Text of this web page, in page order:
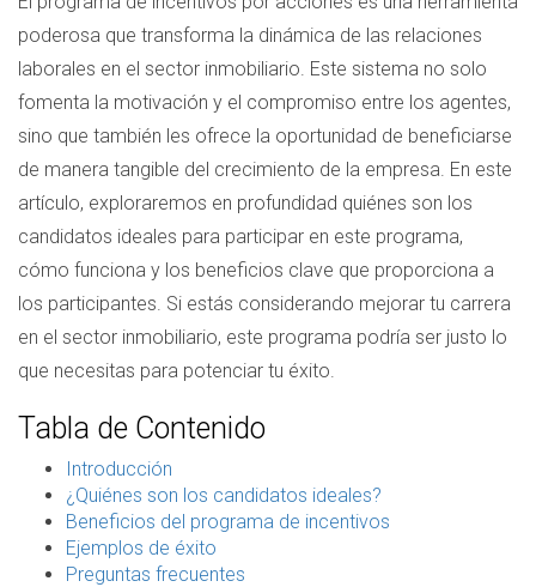
poderosa que transforma la dinámica de las relaciones
laborales en el sector inmobiliario. Este sistema no solo
fomenta la motivación y el compromiso entre los agentes,
sino que también les ofrece la oportunidad de beneficiarse
de manera tangible del crecimiento de la empresa. En este
artículo, exploraremos en profundidad quiénes son los
candidatos ideales para participar en este programa,
cómo funciona y los beneficios clave que proporciona a
los participantes. Si estás considerando mejorar tu carrera
en el sector inmobiliario, este programa podría ser justo lo
que necesitas para potenciar tu éxito.
Tabla de Contenido
Introducción
¿Quiénes son los candidatos ideales?
Beneficios del programa de incentivos
Ejemplos de éxito
Preguntas frecuentes